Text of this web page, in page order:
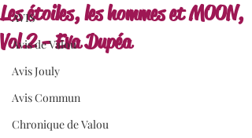
AVIS
Avis de Valou
Avis Jouly
Avis Commun
Chronique de Valou
Les étoiles, les hommes et MOON,
Vol.2 - Eva Dupéa